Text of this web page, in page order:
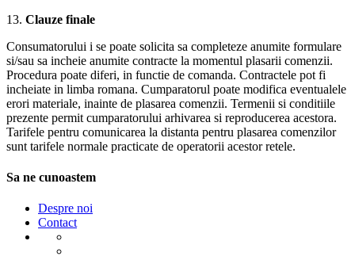
13. Clauze finale
Consumatorului i se poate solicita sa completeze anumite formulare
si/sau sa incheie anumite contracte la momentul plasarii comenzii.
Procedura poate diferi, in functie de comanda. Contractele pot fi
incheiate in limba romana. Cumparatorul poate modifica eventualele
erori materiale, inainte de plasarea comenzii. Termenii si conditiile
prezente permit cumparatorului arhivarea si reproducerea acestora.
Tarifele pentru comunicarea la distanta pentru plasarea comenzilor
sunt tarifele normale practicate de operatorii acestor retele.
Sa ne cunoastem
Despre noi
Contact